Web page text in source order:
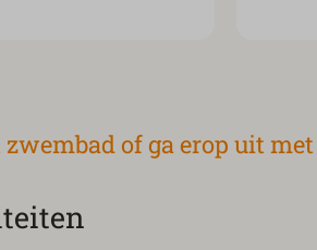
of ga erop uit met